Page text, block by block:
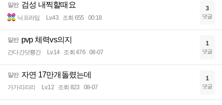
일반 검성 내찍할때요
닉프라임 Lv.43 조회 655 00:18
3
댓글
일반 pvp 체력vs의지
간다간닷뿅간 Lv.14 조회 476 08-07
1
댓글
일반 자연 17만개돌렸는데
가가리리리 Lv.12 조회 823 08-07
1
댓글